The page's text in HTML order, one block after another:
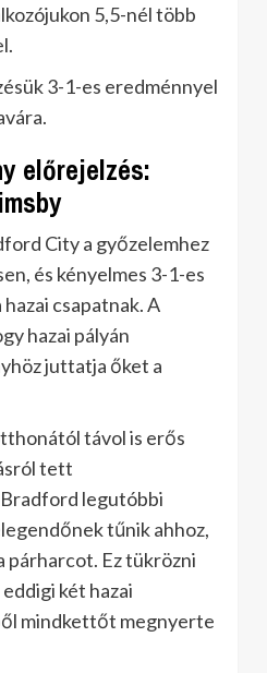
5,5-nél több
3-1-es eredménnyel
előrejelzés:
City a győzelemhez
és kényelmes 3-1-es
csapatnak. A
hazai pályán
juttatja őket a
távol is erős
tett
legutóbbi
tűnik ahhoz,
párharcot. Ez tükrözni
két hazai
mindkettőt megnyerte